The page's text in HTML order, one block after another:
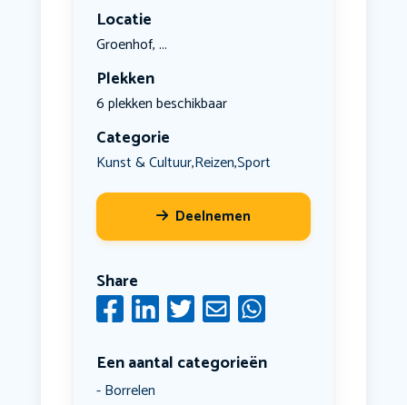
Locatie
Groenhof, ...
Plekken
6 plekken beschikbaar
Categorie
Kunst & Cultuur,Reizen,Sport
Deelnemen
Share
Een aantal categorieën
Borrelen